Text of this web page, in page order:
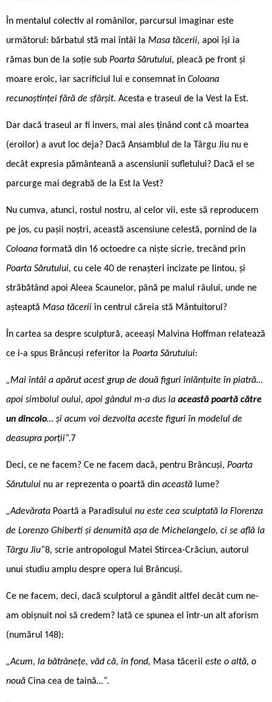
În mentalul colectiv al românilor, parcursul imaginar este
următorul: bărbatul stă mai întâi la Masa tăcerii, apoi își ia
rămas bun de la soție sub Poarta Sărutului, pleacă pe front și
moare eroic, iar sacrificiul lui e consemnat în Coloana
recunoștinței fără de sfârșit. Acesta e traseul de la Vest la Est.
Dar dacă traseul ar fi invers, mai ales ținând cont că moartea
(eroilor) a avut loc deja? Dacă Ansamblul de la Târgu Jiu nu e
decât expresia pământeană a ascensiunii sufletului? Dacă el se
parcurge mai degrabă de la Est la Vest?
Nu cumva, atunci, rostul nostru, al celor vii, este să reproducem
pe jos, cu pașii noștri, această ascensiune celestă, pornind de la
Coloana formată din 16 octoedre ca niște sicrie, trecând prin
Poarta Sărutului, cu cele 40 de renașteri incizate pe lintou, și
străbătând apoi Aleea Scaunelor, până pe malul râului, unde ne
așteaptă Masa tăceriiîn centrul căreia stă Mântuitorul?
În cartea sa despre sculptură, aceeași Malvina Hoffman relatează
ce i-a spus Brâncuși referitor la Poarta Sărutului:
„Mai întâi a apărut acest grup de două figuri înlănțuite în piatră…
apoi simbolul oului, apoi gândul m-a dus la această poartă către
un dincolo… și acum voi dezvolta aceste figuri în modelul de
deasupra porții“.7
Deci, ce ne facem? Ce ne facem dacă, pentru Brâncuși, Poarta
Sărutului nu ar reprezenta o poartă din această lume?
„Adevărata Poartă a Paradisului nu este cea sculptată la Florenza
de Lorenzo Ghiberti și denumită așa de Michelangelo, ci se află la
Târgu Jiu“8, scrie antropologul Matei Stîrcea-Crăciun, autorul
unui studiu amplu despre opera lui Brâncuși.
Ce ne facem, deci, dacă sculptorul a gândit altfel decât cum ne-
am obișnuit noi să credem? Iată ce spunea el într-un alt aforism
(numărul 148):
„Acum, la bătrâneţe, văd că, în fond, Masa tăcerii este o altă, o
nouă Cina cea de taină…“.